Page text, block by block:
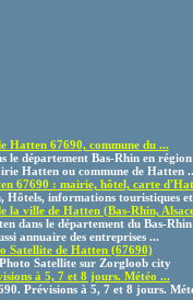
Hatten 67690, commune du ...
le département Bas-Rhin en
Hatten ou commune de Hatten
67690 : mairie, hôtel, carte
informations touristiques
la ville de Hatten (Bas-Rhin,
dans le département du Bas-Rhin
annuaire des entreprises ...
Satellite de Hatten (67690)
Satellite sur Zorgloob city
à 5, 7 et 8 jours. Météo ...
Prévisions à 5, 7 et 8 jours.